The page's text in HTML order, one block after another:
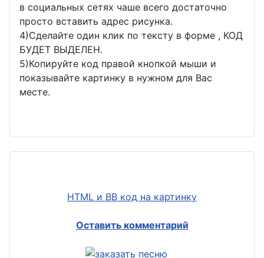
в социальных сетях чаше всего достаточно
просто вставить адрес рисунка.
4)Сделайте один клик по тексту в форме , КОД
БУДЕТ ВЫДЕЛЕН.
5)Копируйте код правой кнопкой мыши и
показывайте картинку в нужном для Вас
месте.
HTML и BB код на картинку
Оставить комментарий